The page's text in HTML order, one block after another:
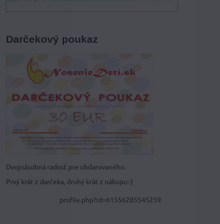
Darčekový poukaz
Dvojnásobná radosť pre obdarovaného.
Prvý krát z darčeka, druhý krát z nákupu:-)
profile.php?id=61556285545259